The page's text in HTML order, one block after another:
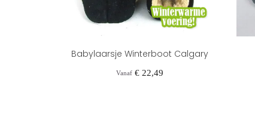
Babylaarsje Winterboot Calgary
Vanaf Prijs
€ 22,49